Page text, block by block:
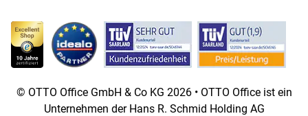
© OTTO Office GmbH & Co KG 2026 • OTTO Office ist ein
Unternehmen der Hans R. Schmid Holding AG